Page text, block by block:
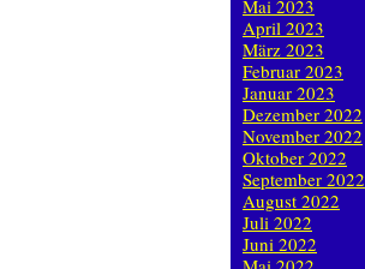
Mai 2023
April 2023
März 2023
Februar 2023
Januar 2023
Dezember 2022
November 2022
Oktober 2022
September 2022
August 2022
Juli 2022
Juni 2022